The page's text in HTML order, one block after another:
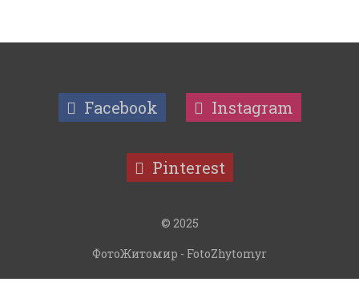
Facebook Instagram
Pinterest
© 2025
ФотоЖитомир - FotoZhytomyr